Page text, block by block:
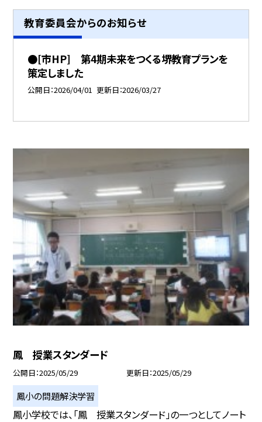
教育委員会からのお知らせ
●[市HP] 第4期未来をつくる堺教育プランを
策定しました
公開日 2026/04/01 更新日 2026/03/27
鳳 授業スタンダード
公開日 2025/05/29 更新日 2025/05/29
鳳小の問題解決学習
鳳小学校では、「鳳 授業スタンダード」の一つとしてノート